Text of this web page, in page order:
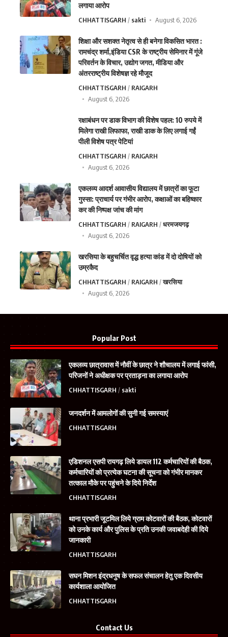
लगाया आरोप
CHHATTISGARH sakti August 6, 2026
शिक्षा और सशक्त नेतृत्व से ही बनेगा विकसित भारत :
रामचंद्र शर्मा,इंडिया CSR के राष्ट्रीय सेमिनार में गूंजे
परिवर्तन के विचार, उद्योग जगत, मीडिया और
अंतरराष्ट्रीय विशेषज्ञ रहे मौजूद
CHHATTISGARH
RAIGARH
August 6, 2026
रक्षाबंधन पर डाक विभाग की विशेष पहल: 10 रुपये में
मिलेगा राखी लिफाफा, राखी डाक के लिए लगाई गईं
पीली विशेष पत्र पेटियां
CHHATTISGARH
RAIGARH
August 6, 2026
एकलव्य आदर्श आवासीय विद्यालय में छात्रों का फूटा
गुस्सा: प्राचार्य पर गंभीर आरोप, कक्षाओं का बहिष्कार
कर की निष्पक्ष जांच की मांग
CHHATTISGARH RAIGARH
धरमजयगढ़
August 6, 2026
खरसिया के बहुचर्चित वृद्ध हत्या कांड में दो दोषियों को
उम्रकैद
CHHATTISGARH RAIGARH
खरसिया
August 6, 2026
Popular Post
एकलव्य छात्रावास में नौवीं के छात्र ने शौचालय में लगाई फांसी,
परिजनों ने अधीक्षक पर प्रताड़ना का लगाया आरोप
CHHATTISGARH sakti
जनदर्शन में आमलोगों की सुनी गई समस्याएं
CHHATTISGARH
एडिशनल एसपी रायगढ़ लिये डायल 112 कर्मचारियों की बैठक,
कर्मचारियों को प्रत्येक घटना की सूचना को गंभीर मानकर
तत्काल मौके पर पहुंचने के दिये निर्देश
CHHATTISGARH
थाना प्रभारी जूटमिल लिये ग्राम कोटवारों की बैठक, कोटवारों
को उनके कार्य और पुलिस के प्रति उनकी जवाबदेही की दिये
जानकारी
CHHATTISGARH
सघन मिशन इंद्रधनुष के सफल संचालन हेतु एक दिवसीय
कार्यशाला आयोजित
CHHATTISGARH
Contact Us